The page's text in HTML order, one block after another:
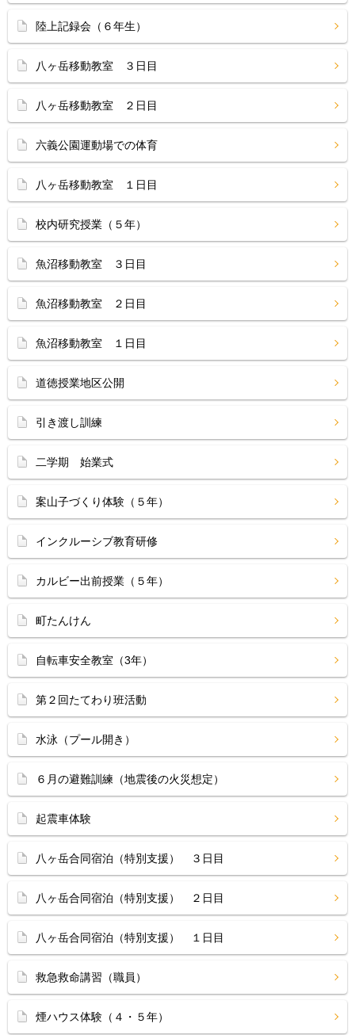
陸上記録会（６年生）
八ヶ岳移動教室 ３日目
八ヶ岳移動教室 ２日目
六義公園運動場での体育
八ヶ岳移動教室 １日目
校内研究授業（５年）
魚沼移動教室 ３日目
魚沼移動教室 ２日目
魚沼移動教室 １日目
道徳授業地区公開
引き渡し訓練
二学期 始業式
案山子づくり体験（５年）
インクルーシブ教育研修
カルビー出前授業（５年）
町たんけん
自転車安全教室（3年）
第２回たてわり班活動
水泳（プール開き）
６月の避難訓練（地震後の火災想定）
起震車体験
八ヶ岳合同宿泊（特別支援） ３日目
八ヶ岳合同宿泊（特別支援） ２日目
八ヶ岳合同宿泊（特別支援） １日目
救急救命講習（職員）
煙ハウス体験（４・５年）